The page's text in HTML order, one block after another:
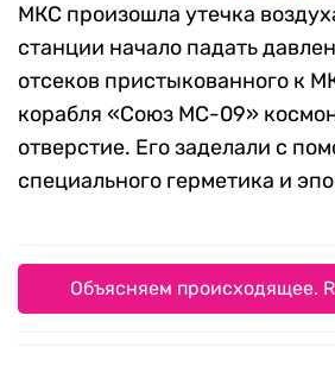
МКС произошла утечка
станции начало падать
отсеков пристыкованного к
корабля «Союз МС-09»
отверстие. Его заделали с
специального герметика и
Объясняем происходящее.